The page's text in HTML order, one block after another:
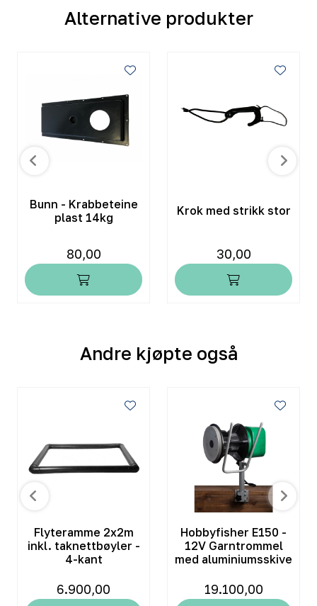
Alternative produkter
Bunn - Krabbeteine
plast 14kg
80,00
Krok med strikk stor
30,00
Andre kjøpte også
Flyteramme 2x2m
inkl. taknettbøyler -
4-kant
6.900,00
Hobbyfisher E150 -
12V Garntrommel
med aluminiumsskive
19.100,00